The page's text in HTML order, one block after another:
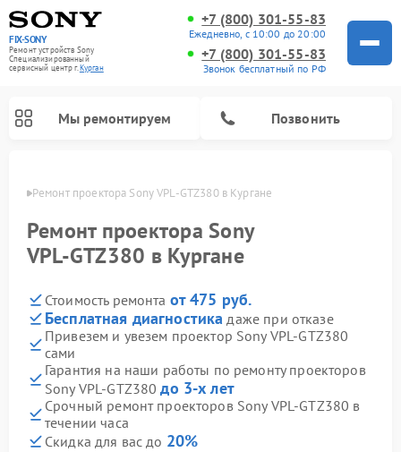
FIX-SONY
Ремонт устройств Sony
Специализированный
cервисный центр г.Курган
+7 (800) 301-55-83
Ежедневно, с 10:00 до 20:00
+7 (800) 301-55-83
Звонок бесплатный по РФ
Мы ремонтируем Позвонить
Ремонт проектора Sony VPL‑GTZ380 в Кургане
Ремонт проектора Sony
VPL‑GTZ380 в Кургане
Стоимость ремонта от 475 руб.
Бесплатная диагностика даже при отказе
Привезем и увезем проектор Sony VPL‑GTZ380
сами
Гарантия на наши работы по ремонту проекторов
Sony VPL‑GTZ380до 3-х лет
Срочный ремонт проекторов Sony VPL‑GTZ380 в
течении часа
Скидка для вас до 20%